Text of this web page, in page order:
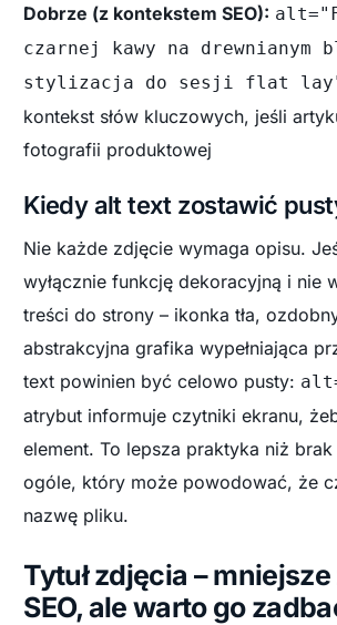
Dobrze (z kontekstem SEO):
czarnej kawy na drewnianym
stylizacja do sesji flat
kontekst słów kluczowych, jeśli
fotografii produktowej
Kiedy alt text zostawić
Nie każde zdjęcie wymaga opisu.
wyłącznie funkcję dekoracyjną i nie
treści do strony – ikonka tła,
abstrakcyjna grafika wypełniająca
text powinien być celowo pusty:
atrybut informuje czytniki ekranu,
element. To lepsza praktyka niż
ogóle, który może powodować, że
nazwę pliku.
Tytuł zdjęcia –
SEO, ale warto go